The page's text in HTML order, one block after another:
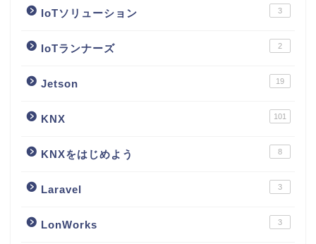
IoTソリューション 3
IoTランナーズ 2
Jetson 19
KNX 101
KNXをはじめよう 8
Laravel 3
LonWorks 3